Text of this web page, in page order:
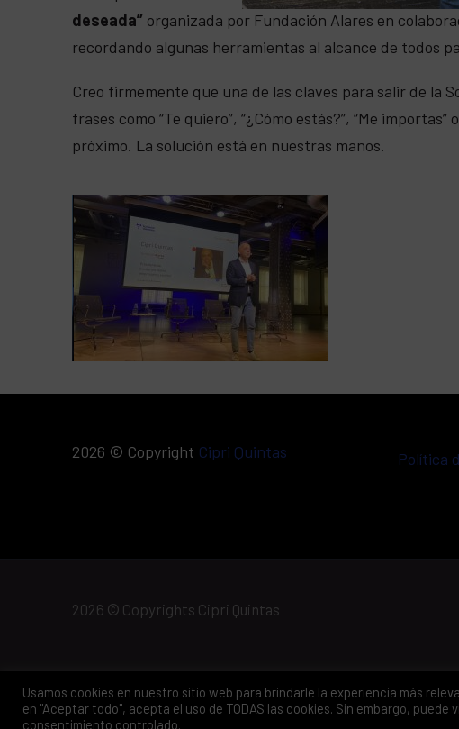
deseada” organizada por Fundación Alares en
recordando algunas herramientas al alcance de todos
Creo firmemente que una de las claves para salir de la
frases como “Te quiero”, “¿Cómo estás?”, “Me
próximo. La solución está en nuestras manos.
2026 © Copyright Cipri Quintas Política
2026 © Copyrights Cipri Quintas
Usamos cookies en nuestro sitio web para brindarle la experiencia más
en "Aceptar todo", acepta el uso de TODAS las cookies. Sin embargo,
consentimiento controlado.